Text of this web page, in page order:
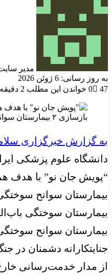
مدیر
به روز رسانی: 6 ژوئن 2026
0
47 خواندن این مطلب 2 دقیقه زمان میبرد
به گزارش خبرگزاری
دانشگاه علوم پزشکی
“پویش جان نو” با هدف
بیمارستان سوانح
بیمارستان سوختگی
بیمارستان سوانح
جنایتکارانه دشمنان در
از مدار خدمت‌رسانی